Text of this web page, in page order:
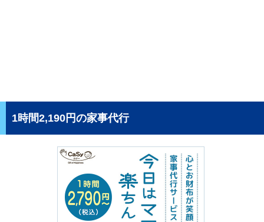
1時間2,190円の家事代行